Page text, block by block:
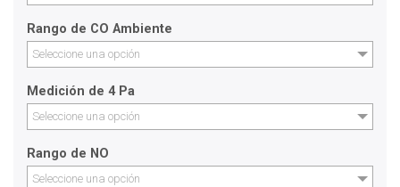
Rango de CO Ambiente
Seleccione una opción
Medición de 4 Pa
Seleccione una opción
Rango de NO
Seleccione una opción